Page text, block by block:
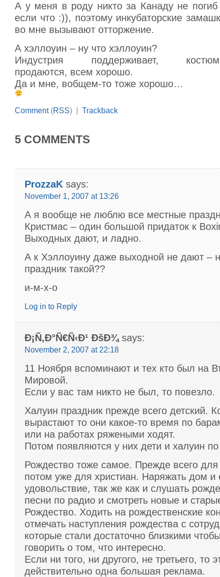
А у меня в роду никто за Канаду не
если что :)), поэтому инкубаторские
во мне вызывают отторжение.
А хэллоуин – ну что хэллоуин?
Индустрия поддерживает, костюмы-
продаются, всем хорошо.
Да и мне, вобщем-то тоже хорошо…
Comment(RSS) | Trackback
5 COMMENTS
ProzzaK says:
November 1, 2007 at 13:26
А я вообще не люблю все местные
Кристмас – один большой придаток к
Выходных дают, и ладно.
А к Хэллоуину даже выходной не дают –
праздник такой??
и-м-х-о
Log in to Reply
Ð¡Ñ‚Ð°Ñ€Ñ‹Ð¹ ÐšÐ¾ says:
November 2, 2007 at 22:18
11 Ноября вспоминают и тех кто был на
Мировой.
Если у вас там никто не был, то повезло.
Халуин праздник прежде всего детский.
вырастают то они какое-то время по
или на работах ряжеными ходят.
Потом появляются у них дети и халуин
Рождество тоже самое. Прежде всего для
потом уже для христиан. Наряжать дом и
удовольствие, так же как и слушать
песни по радио и смотреть новые и
Рождество. Ходить на рождественские
отмечать наступления рождества с
которые стали достаточно близкими
говорить о том, что интересно.
Если ни того, ни другого, не третьего, то
действительно одна большая реклама.